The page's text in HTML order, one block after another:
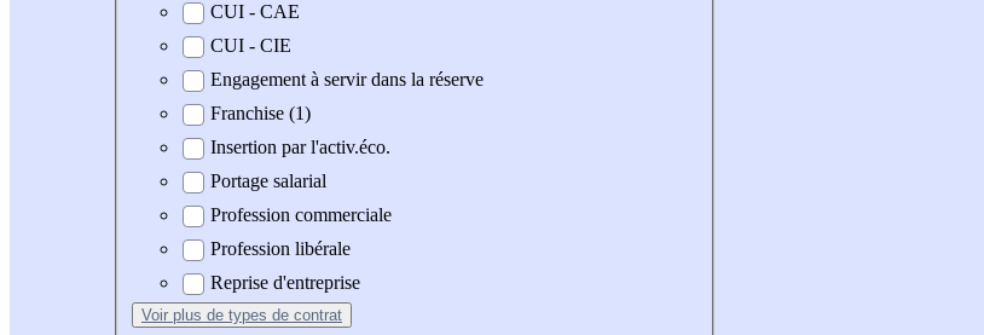
CUI - CAE
CUI - CIE
Engagement à servir dans la réserve
Franchise (1)
Insertion par l'activ.éco.
Portage salarial
Profession commerciale
Profession libérale
Reprise d'entreprise
Voir plus de types de contrat